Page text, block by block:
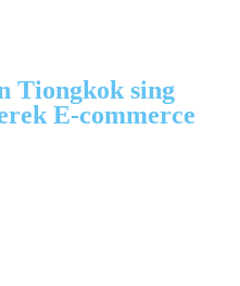
Tiongkok sing
E-commerce